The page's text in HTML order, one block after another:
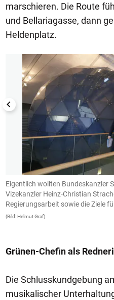
marschieren. Die Route
und Bellariagasse, dann
Heldenplatz.
1/3
Eigentlich wollten Bundeskanzler
Vizekanzler Heinz-Christian
Regierungsarbeit sowie die Ziele
(Bild: Helmut Graf)
Grünen-Chefin als
Die Schlusskundgebung
musikalischer